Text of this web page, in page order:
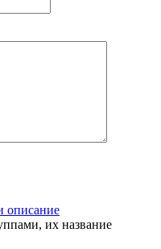
описание
их название